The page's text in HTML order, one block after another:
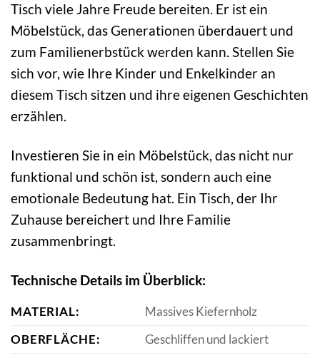
Tisch viele Jahre Freude bereiten. Er ist ein
Möbelstück, das Generationen überdauert und
zum Familienerbstück werden kann. Stellen Sie
sich vor, wie Ihre Kinder und Enkelkinder an
diesem Tisch sitzen und ihre eigenen Geschichten
erzählen.
Investieren Sie in ein Möbelstück, das nicht nur
funktional und schön ist, sondern auch eine
emotionale Bedeutung hat. Ein Tisch, der Ihr
Zuhause bereichert und Ihre Familie
zusammenbringt.
Technische Details im Überblick:
MATERIAL:
Massives Kiefernholz
OBERFLÄCHE:
Geschliffen und lackiert